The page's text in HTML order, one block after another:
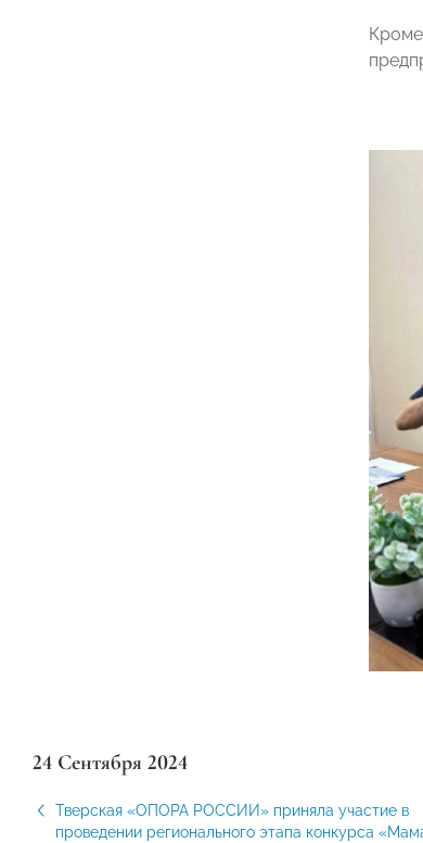
24 Сентября 2024
Тверская «ОПОРА РОССИИ» приняла участие в
проведении регионального этапа конкурса